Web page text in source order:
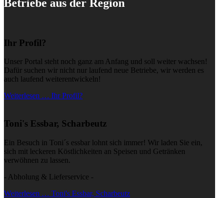
Betriebe aus der Region
Ihr Profil?
Unser Portal steht noch ganz am Anfang und soll weiter wachsen!
Dafür suchen wir nicht nur laufend neue Betriebe, wir werden es
auch laufend weiterentwickeln!
Weiterlesen … Ihr Profil?
Toni's Essbar, Scharbeutz
Ein Besuch in Toni´s essbar lohnt sich immer! Wir laden Sie ein,
sich mit leckeren Köstlichkeiten an Speisen und Getränken
verwöhnen zu lassen.
- Abholung & Lieferservice -
Weiterlesen … Toni's Essbar, Scharbeutz